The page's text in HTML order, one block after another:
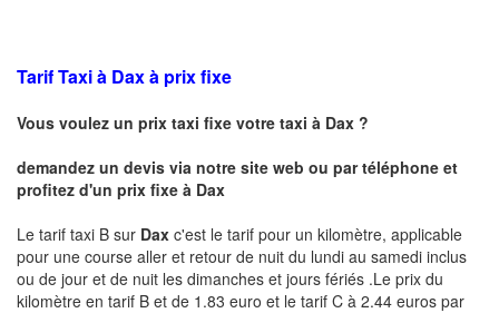
Tarif Taxi à Dax à prix fixe
Vous voulez un prix taxi fixe votre taxi à Dax ?
demandez un devis via notre site web ou par téléphone et
profitez d'un prix fixe à Dax
Le tarif taxi B sur Dax c'est le tarif pour un kilomètre, applicable
pour une course aller et retour de nuit du lundi au samedi inclus
ou de jour et de nuit les dimanches et jours fériés .Le prix du
kilomètre en tarif B et de 1.83 euro et le tarif C à 2.44 euros par